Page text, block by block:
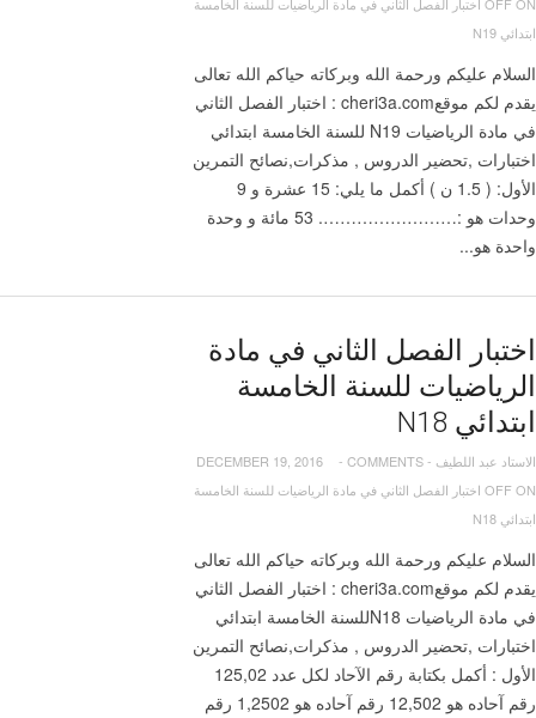
ابتدائي N19
السلام عليكم ورحمة الله وبركاته حياكم الله تعالى
يقدم لكم موقعcheri3a.com : اختبار الفصل الثاني
في مادة الرياضيات N19 للسنة الخامسة ابتدائي
اختبارات ,تحضير الدروس , مذكرات,نصائح التمرين
الأول: ( 1.5 ن ) أكمل ما يلي: 15 عشرة و 9
وحدات هو :……………………. 53 مائة و وحدة
واحدة هو...
اختبار الفصل الثاني في مادة
الرياضيات للسنة الخامسة
ابتدائي N18
الاستاد عبد اللطيف -
DECEMBER 19, 2016 - COMMENTS
OFF ON اختبار الفصل الثاني في مادة الرياضيات للسنة الخامسة
ابتدائي N18
السلام عليكم ورحمة الله وبركاته حياكم الله تعالى
يقدم لكم موقعcheri3a.com : اختبار الفصل الثاني
في مادة الرياضيات N18للسنة الخامسة ابتدائي
اختبارات ,تحضير الدروس , مذكرات,نصائح التمرين
الأول : أكمل بكتابة رقم الآحاد لكل عدد 125,02
رقم آحاده هو 12,502 رقم آحاده هو 1,2502 رقم